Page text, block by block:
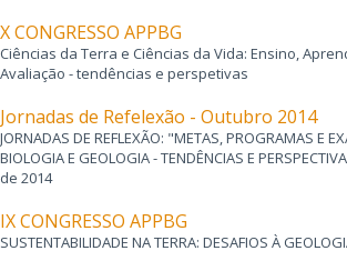
X CONGRESSO APPBG
Ciências da Terra e Ciências da Vida: Ensino,
Avaliação - tendências e perspetivas
Jornadas de Refelexão - Outubro 2014
JORNADAS DE REFLEXÃO: "METAS, PROGRAMAS E
BIOLOGIA E GEOLOGIA - TENDÊNCIAS E
de 2014
IX CONGRESSO APPBG
SUSTENTABILIDADE NA TERRA: DESAFIOS À